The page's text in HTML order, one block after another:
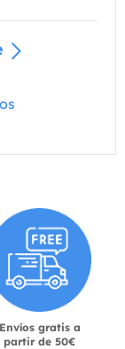
Envíos gratis a
partir de 50€